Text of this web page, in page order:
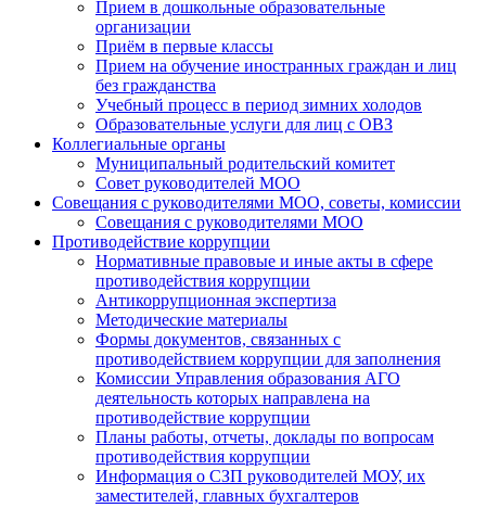
Прием в дошкольные образовательные
организации
Приём в первые классы
Прием на обучение иностранных граждан и лиц
без гражданства
Учебный процесс в период зимних холодов
Образовательные услуги для лиц с ОВЗ
Коллегиальные органы
Муниципальный родительский комитет
Совет руководителей МОО
Совещания с руководителями МОО, советы, комиссии
Совещания с руководителями МОО
Противодействие коррупции
Нормативные правовые и иные акты в сфере
противодействия коррупции
Антикоррупционная экспертиза
Методические материалы
Формы документов, связанных с
противодействием коррупции для заполнения
Комиссии Управления образования АГО
деятельность которых направлена на
противодействие коррупции
Планы работы, отчеты, доклады по вопросам
противодействия коррупции
Информация о СЗП руководителей МОУ, их
заместителей, главных бухгалтеров